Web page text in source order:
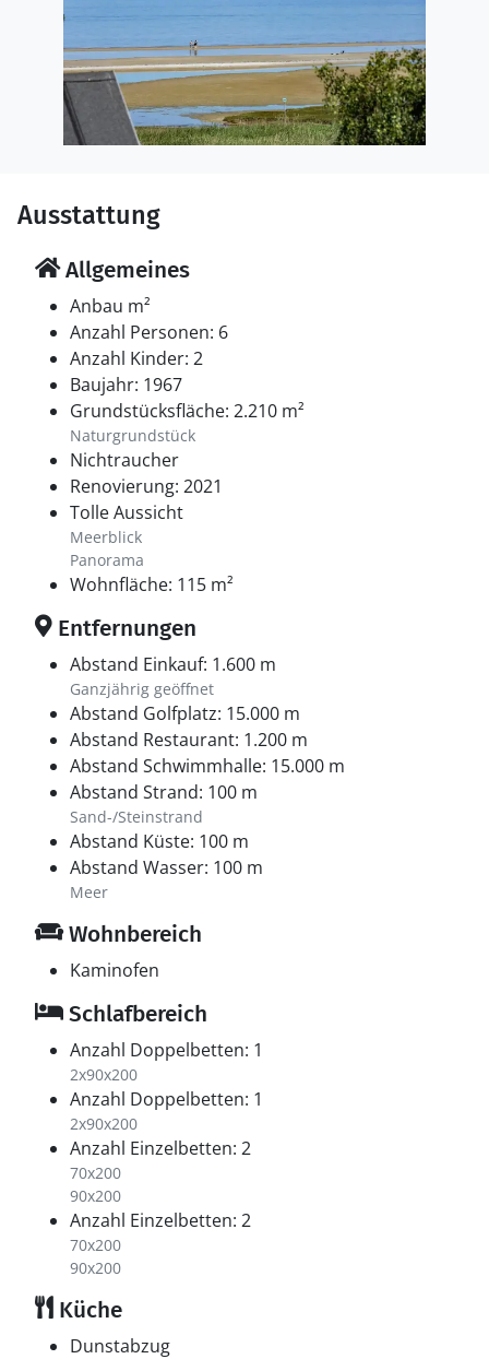
Ausstattung
Allgemeines
Anbau m²
Anzahl Personen: 6
Anzahl Kinder: 2
Baujahr: 1967
Grundstücksfläche: 2.210 m²
Naturgrundstück
Nichtraucher
Renovierung: 2021
Tolle Aussicht
Meerblick
Panorama
Wohnfläche: 115 m²
Entfernungen
Abstand Einkauf: 1.600 m
Ganzjährig geöffnet
Abstand Golfplatz: 15.000 m
Abstand Restaurant: 1.200 m
Abstand Schwimmhalle: 15.000 m
Abstand Strand: 100 m
Sand-/Steinstrand
Abstand Küste: 100 m
Abstand Wasser: 100 m
Meer
Wohnbereich
Kaminofen
Schlafbereich
Anzahl Doppelbetten: 1
2x90x200
Anzahl Doppelbetten: 1
2x90x200
Anzahl Einzelbetten: 2
70x200
90x200
Anzahl Einzelbetten: 2
70x200
90x200
Küche
Dunstabzug